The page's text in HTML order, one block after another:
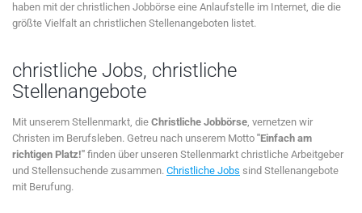
haben mit der christlichen Jobbörse eine Anlaufstelle im Internet, die die
größte Vielfalt an christlichen Stellenangeboten listet.
christliche Jobs, christliche
Stellenangebote
Mit unserem Stellenmarkt, die Christliche Jobbörse, vernetzen wir
Christen im Berufsleben. Getreu nach unserem Motto "Einfach am
richtigen Platz!" finden über unseren Stellenmarkt christliche Arbeitgeber
und Stellensuchende zusammen. Christliche Jobs sind Stellenangebote
mit Berufung.